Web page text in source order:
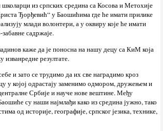
из српских средина са Косова и Метохије
Ђорђевић“ у Баошићима где ће имати прилике
млади волонтери, а у оквиру које ће имати
садржаје.
каже да је поносна на нашу децу са КиМ која
резултате.
и зато се трудимо да их све наградимо кроз
у којој одрастају заменимо одмором, дружењем и
Србије и науче нове вештине. Међу
су наши најмлађи како из средина јужно, тако
од историје, географије, српског језика, технике,